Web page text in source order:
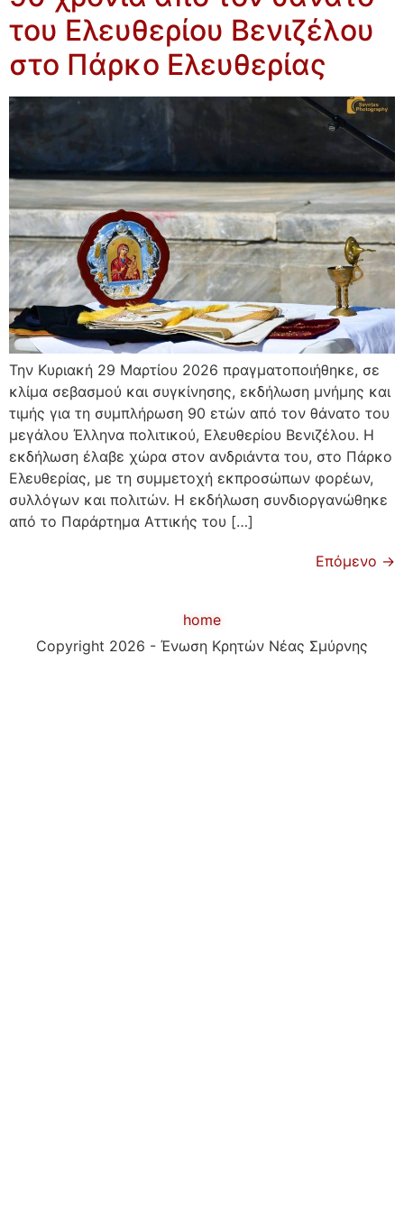
του Ελευθερίου Βενιζέλου
στο Πάρκο Ελευθερίας
Την Κυριακή 29 Μαρτίου 2026 πραγματοποιήθηκε, σε
κλίμα σεβασμού και συγκίνησης, εκδήλωση μνήμης και
τιμής για τη συμπλήρωση 90 ετών από τον θάνατο του
μεγάλου Έλληνα πολιτικού, Ελευθερίου Βενιζέλου. Η
εκδήλωση έλαβε χώρα στον ανδριάντα του, στο Πάρκο
Ελευθερίας, με τη συμμετοχή εκπροσώπων φορέων,
συλλόγων και πολιτών. Η εκδήλωση συνδιοργανώθηκε
από το Παράρτημα Αττικής του […]
Επόμενο →
home
Copyright 2026 - Ένωση Κρητών Νέας Σμύρνης